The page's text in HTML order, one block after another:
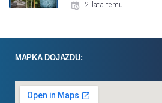
2 lata temu
MAPKA DOJAZDU: